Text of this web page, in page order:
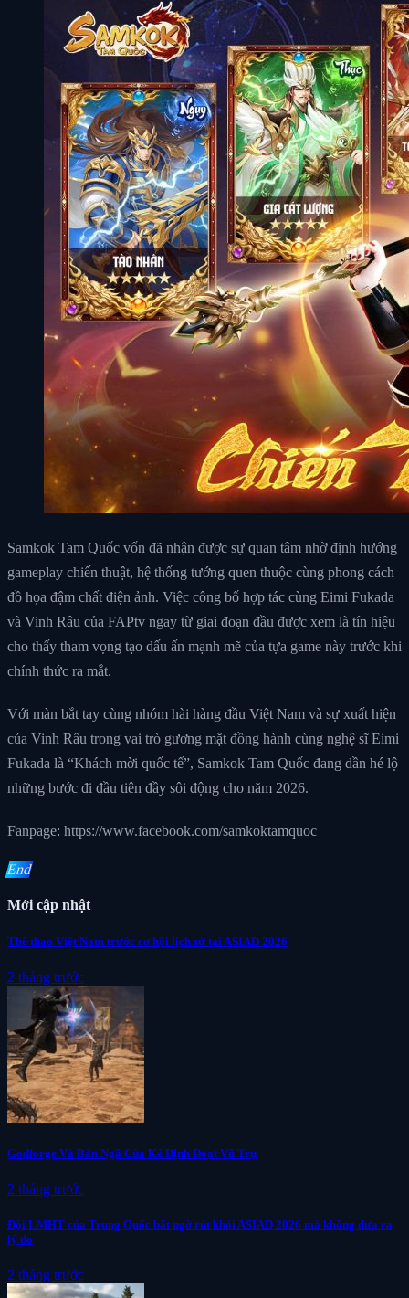
Samkok Tam Quốc vốn đã nhận được sự quan tâm nhờ định hướng
gameplay chiến thuật, hệ thống tướng quen thuộc cùng phong cách
đồ họa đậm chất điện ảnh. Việc công bố hợp tác cùng Eimi Fukada
và Vinh Râu của FAPtv ngay từ giai đoạn đầu được xem là tín hiệu
cho thấy tham vọng tạo dấu ấn mạnh mẽ của tựa game này trước khi
chính thức ra mắt.
Với màn bắt tay cùng nhóm hài hàng đầu Việt Nam và sự xuất hiện
của Vinh Râu trong vai trò gương mặt đồng hành cùng nghệ sĩ Eimi
Fukada là “Khách mời quốc tế”, Samkok Tam Quốc đang dần hé lộ
những bước đi đầu tiên đầy sôi động cho năm 2026.
Fanpage: https://www.facebook.com/samkoktamquoc
End
Mới cập nhật
Thể thao Việt Nam trước cơ hội lịch sử tại ASIAD 2026
2 tháng trước
Godforge Và Bản Ngã Của Kẻ Định Đoạt Vũ Trụ
2 tháng trước
Đội LMHT của Trung Quốc bất ngờ rút khỏi ASIAD 2026 mà không đưa ra
lý do
2 tháng trước